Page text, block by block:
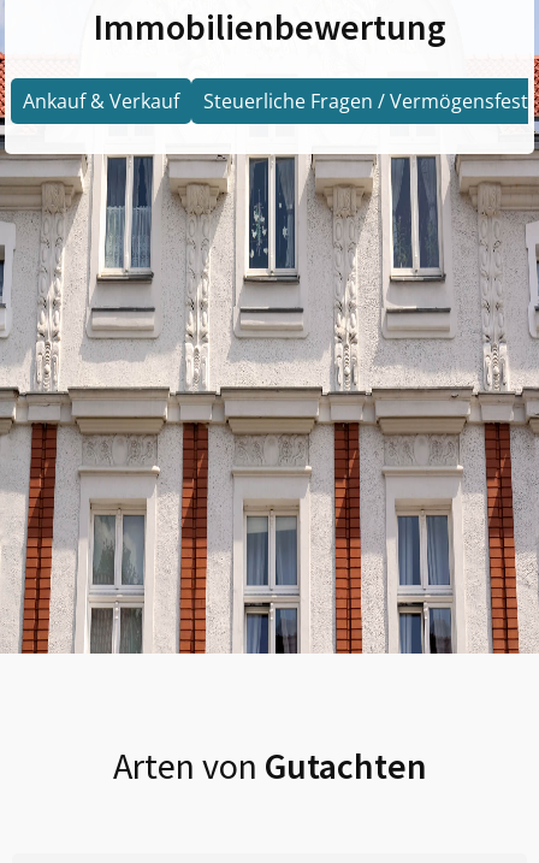
Immobilienbewertung
Ankauf & Verkauf Steuerliche Fragen /
Arten von Gutachten